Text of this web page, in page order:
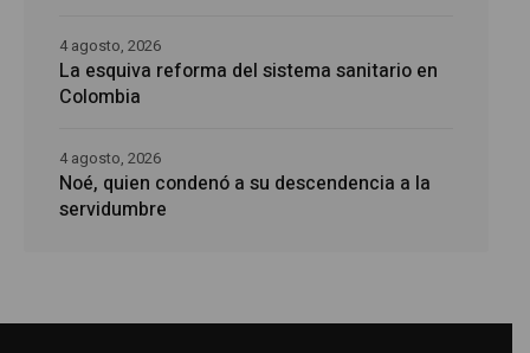
La esquiva reforma del sistema sanitario en
Colombia
4 agosto, 2026
Noé, quien condenó a su descendencia a la
servidumbre
4 agosto, 2026